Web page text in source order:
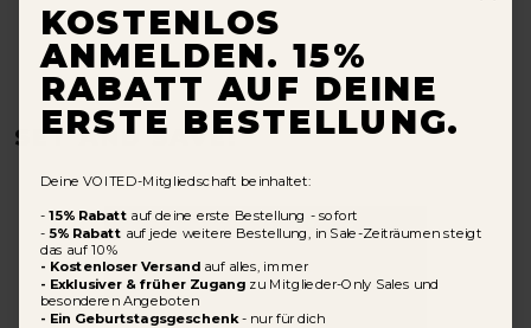
SET AND SAVE!
KOSTENLOS
ANMELDEN. 15%
RABATT AUF DEINE
ERSTE BESTELLUNG.
Deine VOITED-Mitgliedschaft beinhaltet:
- 15% Rabatt auf deine erste Bestellung - sofort
- 5% Rabatt auf jede weitere Bestellung, in Sale-Zeiträumen steigt
das auf 10%
- Kostenloser Versand auf alles, immer
- Exklusiver & früher Zugang zu Mitglieder-Only Sales und
besonderen Angeboten
- Ein Geburtstagsgeschenk - nur für dich